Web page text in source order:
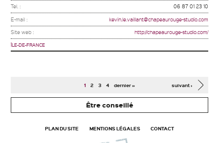
Tel. : 06 87 01 23 10
E-mail : kevin.le.vaillant@chapeaurouge-studio.com
Site web : http://chapeaurouge-studio.com/
ÎLE-DE-FRANCE
1 2 3 4 suivant ›
dernier »
Être conseillé
PLAN DU SITE MENTIONS LÉGALES CONTACT